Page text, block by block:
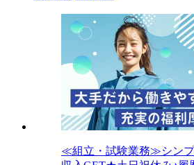
≪組立・試験業務≫シン